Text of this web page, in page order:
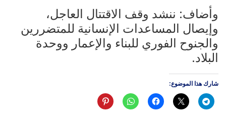
وأضاف: ننشد وقف الاقتتال العاجل،
وإيصال المساعدات الإنسانية للمتضررين
والجنوح الفوري للبناء والإعمار ووحدة
البلاد.
شارك هذا الموضوع: